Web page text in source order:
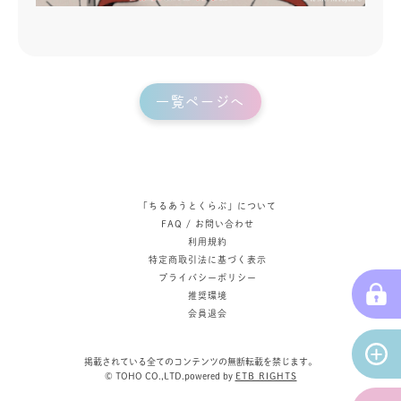
一覧ページへ
「ちるあうとくらぶ」について
FAQ / お問い合わせ
利用規約
特定商取引法に基づく表示
プライバシーポリシー
推奨環境
会員退会
掲載されている全てのコンテンツの無断転載を禁じます。
© TOHO CO.,LTD.powered by ETB RIGHTS